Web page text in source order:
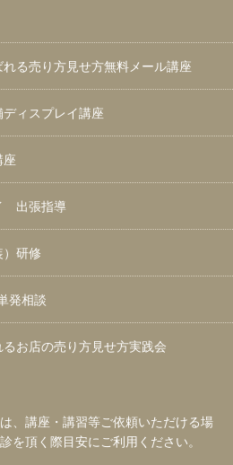
れる売り方見せ方無料メール講座
ディスプレイ講座
座
出張指導
）研修
発相談
るお店の売り方見せ方実践会
、講座・講習等ご依頼いただける場
を頂く際目安にご利用ください。